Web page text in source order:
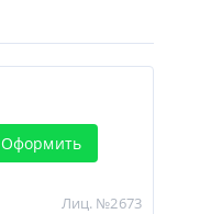
Оформить
Лиц. №2673